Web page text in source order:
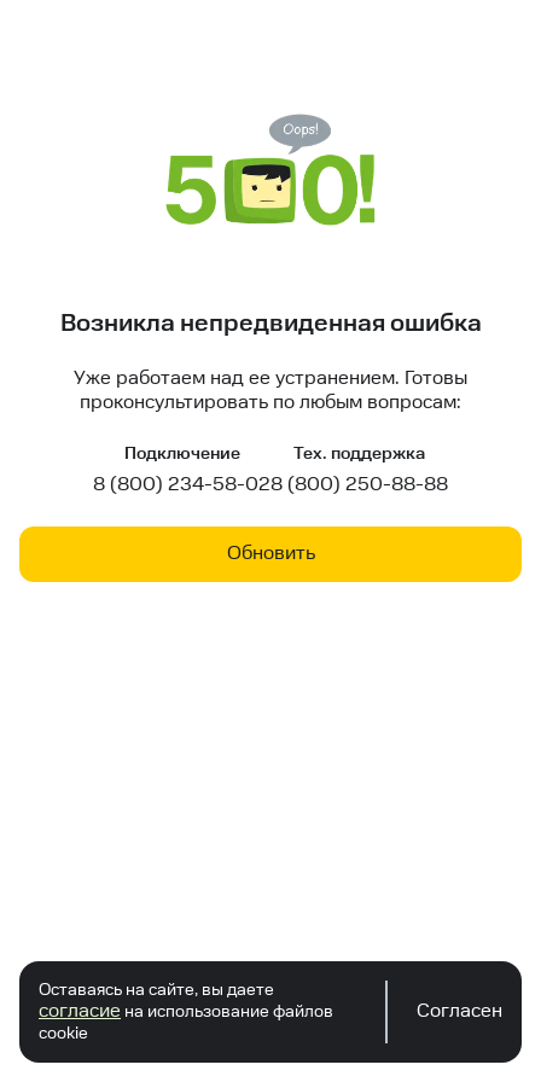
Возникла непредвиденная ошибка
Уже работаем над ее устранением. Готовы
проконсультировать по любым вопросам:
Подключение
8 (800) 234-58-02
Тех. поддержка
8 (800) 250-88-88
Обновить
Оставаясь на сайте, вы даете
согласие на использование файлов
cookie
Согласен